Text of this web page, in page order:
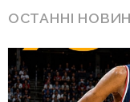
ОСТАННІ